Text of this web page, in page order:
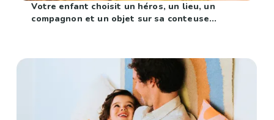
Votre enfant choisit un héros, un lieu, un
compagnon et un objet sur sa conteuse...